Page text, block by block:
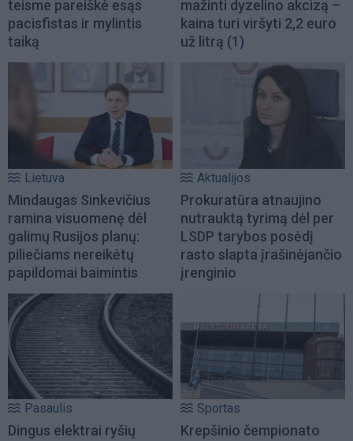
teisme pareiškė esąs
pacisfistas ir mylintis
taiką
mažinti dyzelino akcizą –
kaina turi viršyti 2,2 euro
už litrą (1)
Lietuva
Mindaugas Sinkevičius
ramina visuomenę dėl
galimų Rusijos planų:
piliečiams nereikėtų
papildomai baimintis
Aktualijos
Prokuratūra atnaujino
nutrauktą tyrimą dėl per
LSDP tarybos posėdį
rasto slapta įrašinėjančio
įrenginio
Pasaulis
Dingus elektrai ryšių
Sportas
Krepšinio čempionato